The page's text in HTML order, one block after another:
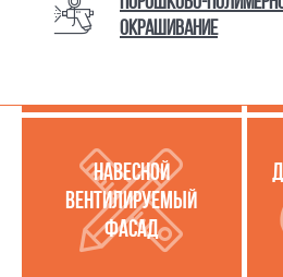
окрашивание
УСЛУГИ ПО РАБОТЕ С
ЛИСТОВОЙ СТАЛЬЮ
НАВЕСНОЙ
ВЕНТИЛИРУЕМЫЙ
ФАСАД